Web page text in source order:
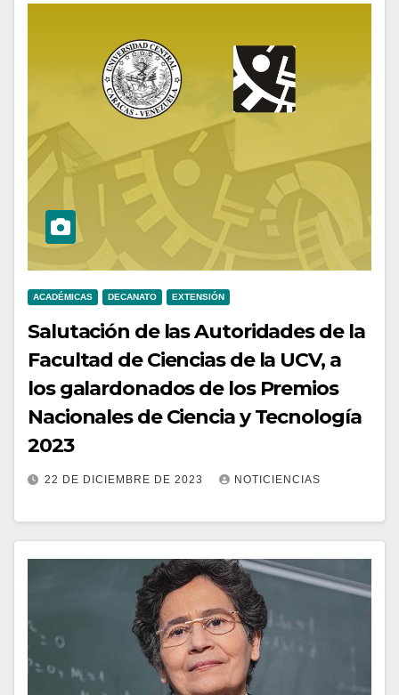
ACADÉMICAS DECANATO EXTENSIÓN
Salutación de las Autoridades de la
Facultad de Ciencias de la UCV, a
los galardonados de los Premios
Nacionales de Ciencia y Tecnología
2023
22 DE DICIEMBRE DE 2023 NOTICIENCIAS